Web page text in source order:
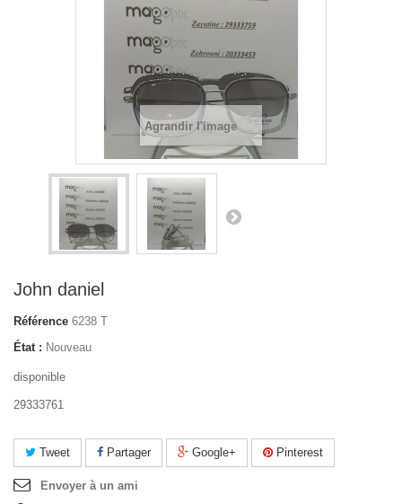
Agrandir l'image
John daniel
Référence 6238 T
État : Nouveau
disponible
29333761
Tweet Partager Google+ Pinterest
Envoyer à un ami